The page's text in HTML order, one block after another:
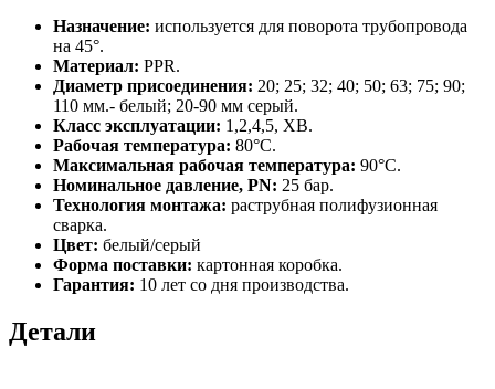
Назначение: используется для поворота трубопровода
на 45°.
Материал: PPR.
Диаметр присоединения: 20; 25; 32; 40; 50; 63; 75; 90;
110 мм.- белый; 20-90 мм серый.
Класс эксплуатации: 1,2,4,5, ХВ.
Рабочая температура: 80°С.
Максимальная рабочая температура: 90°С.
Номинальное давление, PN: 25 бар.
Технология монтажа: раструбная полифузионная
сварка.
Цвет: белый/серый
Форма поставки: картонная коробка.
Гарантия: 10 лет со дня производства.
Детали